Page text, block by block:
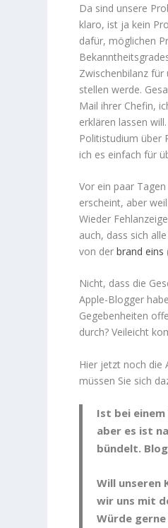
Da sind unsere
klaro, ist ja kein
dafür, möglichen
Zwischenbilanz
stellen werde.
Mail ihrer Chefin,
erklären lassen
Politistudium über
ich es einfach für
Vor ein paar
erscheint, aber
Wieder
auch, dass sich
von derbrand eins
Nicht, dass die
Apple-Blogger
Gegebenheiten
durch? Veileicht
Hier jetzt noch die
müssen Sie sich
Ist bei
aber es ist
bündelt.
Will unseren
wir uns mit
Würde